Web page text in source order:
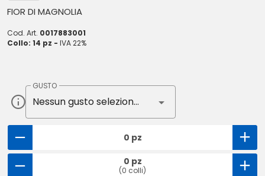
FIOR DI MAGNOLIA
Cod. Art. 0017883001
Collo: 14 pz - IVA 22%
GUSTO
Nessun gusto selezionato
0 pz
0 pz
(0 colli)